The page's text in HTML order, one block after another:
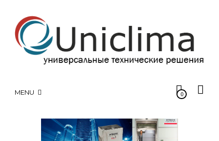
MENU 0